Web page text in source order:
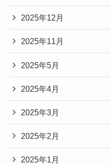
2025年12月
2025年11月
2025年5月
2025年4月
2025年3月
2025年2月
2025年1月